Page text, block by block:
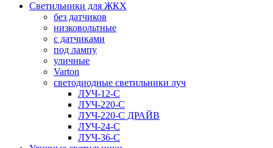
Светильники для ЖКХ
без датчиков
низковольтные
с датчиками
под лампу
уличные
Varton
светодиодные светильники луч
ЛУЧ-12-С
ЛУЧ-220-С
ЛУЧ-220-С ДРАЙВ
ЛУЧ-24-С
ЛУЧ-36-С